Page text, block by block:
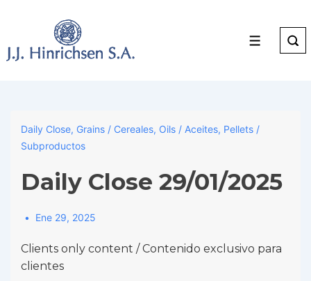
Main
Menu
Daily Close, Grains / Cereales, Oils / Aceites, Pellets /
Subproductos
Daily Close 29/01/2025
Ene 29, 2025
Clients only content / Contenido exclusivo para
clientes